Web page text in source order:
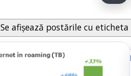
Se afișează postările cu eticheta